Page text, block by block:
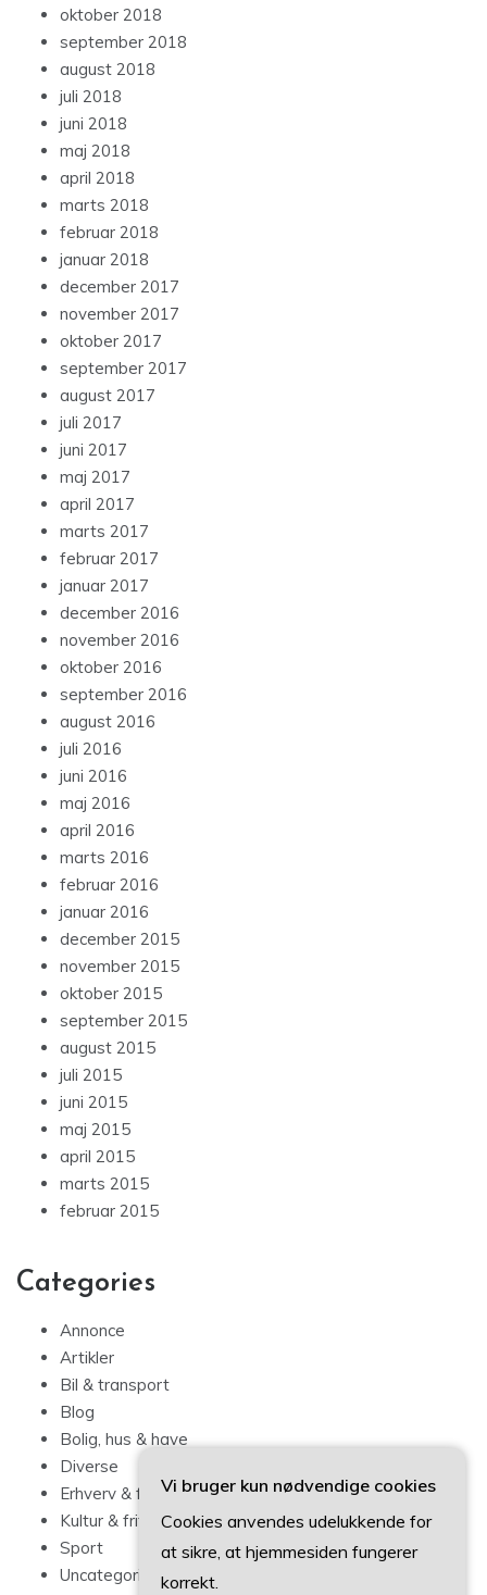
oktober 2018
september 2018
august 2018
juli 2018
juni 2018
maj 2018
april 2018
marts 2018
februar 2018
januar 2018
december 2017
november 2017
oktober 2017
september 2017
august 2017
juli 2017
juni 2017
maj 2017
april 2017
marts 2017
februar 2017
januar 2017
december 2016
november 2016
oktober 2016
september 2016
august 2016
juli 2016
juni 2016
maj 2016
april 2016
marts 2016
februar 2016
januar 2016
december 2015
november 2015
oktober 2015
september 2015
august 2015
juli 2015
juni 2015
maj 2015
april 2015
marts 2015
februar 2015
Categories
Annonce
Artikler
Bil & transport
Blog
Bolig, hus & have
Diverse
Erhverv & forbrug
Kultur & fritid
Sport
Uncategorized
Vi bruger kun nødvendige cookies
Cookies anvendes udelukkende for
at sikre, at hjemmesiden fungerer
korrekt.